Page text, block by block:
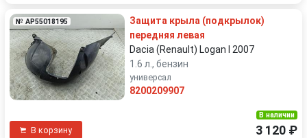
№ AP55018195
Защита крыла (подкрылок)
передняя левая
Dacia (Renault) Logan I 2007
1.6 л., бензин
универсал
8200209907
В корзину
В наличии
3 120 ₽